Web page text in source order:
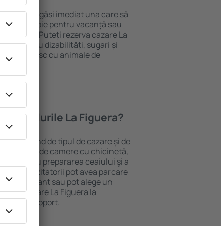
veţi găsi imediat una care să
aveți nevoie pentru vacanță sau
aleasă. Puteți rezerva cazare La
cu dizabilități, sugari și
călătoresc cu animale de
hotelurile La Figuera?
depind de tipul de cazare și de
beneficia de camere cu chicinetă,
pentru prepararea ceaiului şi a
Vizitatorii pot avea parcare
la restaurant sau pot alege un
cazare La Figuera la
de la aeroport.